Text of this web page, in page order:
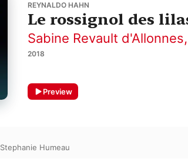
REYNALDO HAHN
Le rossignol des
Sabine Revault d'Allonnes,
2018
Preview
Stephanie Humeau